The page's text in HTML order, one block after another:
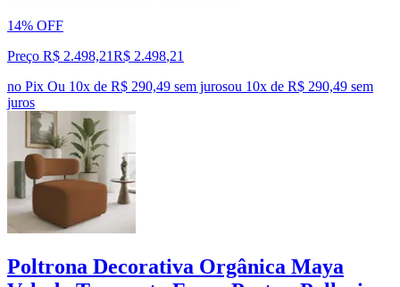
14% OFF
Preço R$ 2.498,21R$ 2.498,21
no Pix Ou 10x de R$ 290,49 sem jurosou 10x de R$ 290,49 sem
juros
Poltrona Decorativa Orgânica Maya